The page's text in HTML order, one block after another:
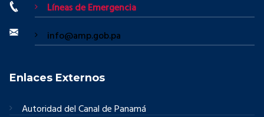
Líneas de Emergencia
info@amp.gob.pa
Enlaces Externos
Autoridad del Canal de Panamá